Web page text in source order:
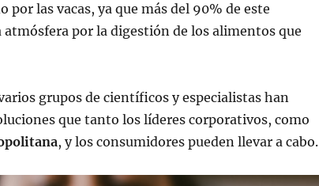
por las vacas, ya que más del 90% de este
por la digestión de los alimentos que
grupos de científicos y especialistas han
que tanto los líderes corporativos, como
, y los consumidores pueden llevar a cabo.